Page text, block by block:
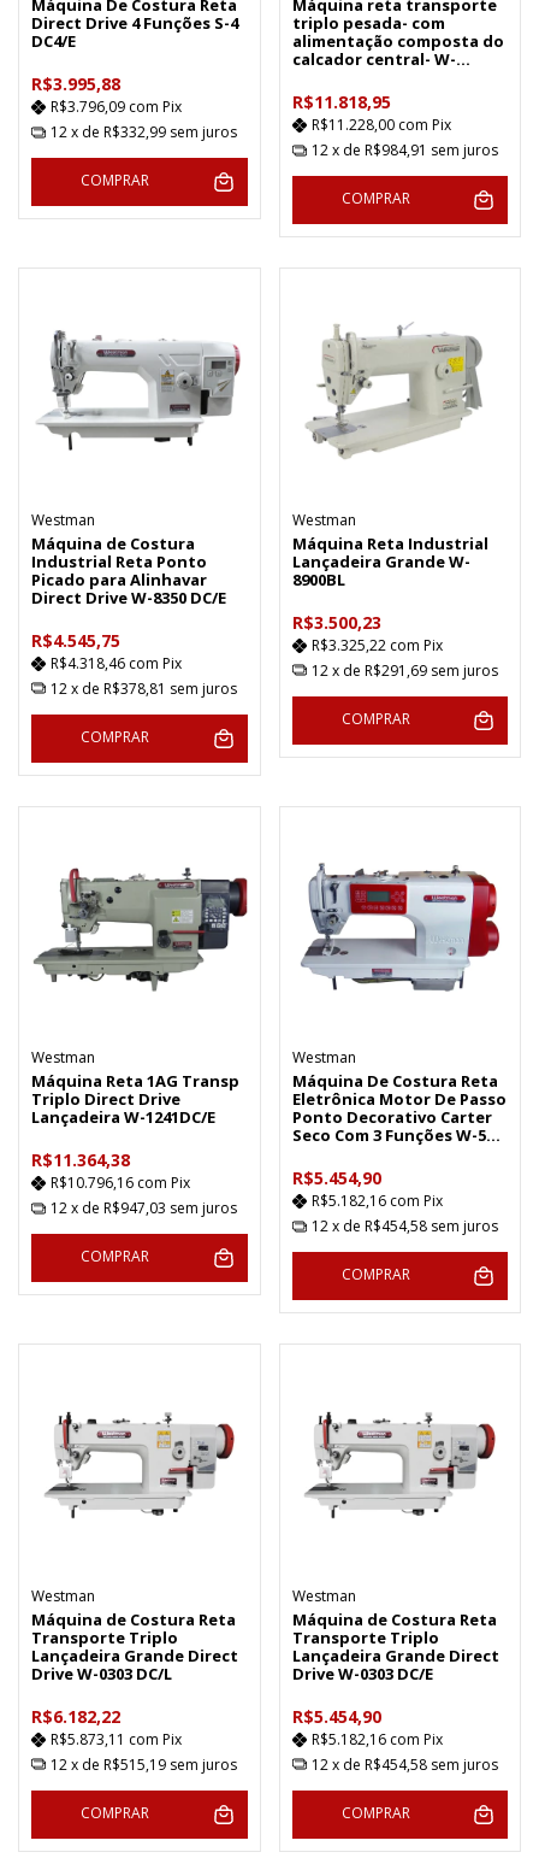
Máquina De Costura Reta
Direct Drive 4 Funções S-4
DC4/E
R$3.995,88
R$3.796,09 com Pix
12x de R$332,99 sem juros
COMPRAR
Máquina reta transporte
triplo pesada- com
alimentação composta do
calcador central- W-
R$11.818,95
R$11.228,00 com Pix
12 x de R$984,91 sem juros
COMPRAR
Westman
Máquina de Costura
Industrial Reta Ponto
Picado para Alinhavar
Direct Drive W-8350 DC/E
R$4.545,75
R$4.318,46 com Pix
12x de R$378,81 sem juros
COMPRAR
Westman
Máquina Reta Industrial
Lançadeira Grande W-
8900BL
R$3.500,23
R$3.325,22 com Pix
12 x de R$291,69 sem juros
COMPRAR
Westman
Máquina Reta 1AG Transp
Triplo Direct Drive
Lançadeira W-1241DC/E
R$11.364,38
R$10.796,16 com Pix
12x de R$947,03 sem juros
COMPRAR
Westman
Máquina De Costura Reta
Eletrônica Motor De Passo
Ponto Decorativo Carter
Seco Com 3 Funções W-5
R$5.454,90
R$5.182,16 com Pix
12 x de R$454,58 sem juros
COMPRAR
Westman
Máquina de Costura Reta
Transporte Triplo
Lançadeira Grande Direct
Drive W-0303 DC/L
R$6.182,22
R$5.873,11 com Pix
12x de R$515,19 sem juros
COMPRAR
Westman
Máquina de Costura Reta
Transporte Triplo
Lançadeira Grande Direct
Drive W-0303 DC/E
R$5.454,90
R$5.182,16 com Pix
12 x de R$454,58 sem juros
COMPRAR